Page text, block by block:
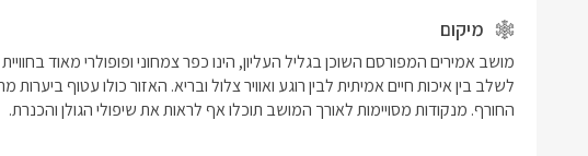
מיקום
החורף. מנקודות מסויימות לאורך המושב תוכלו אף לראות את שיפולי הגולן והכנרת.